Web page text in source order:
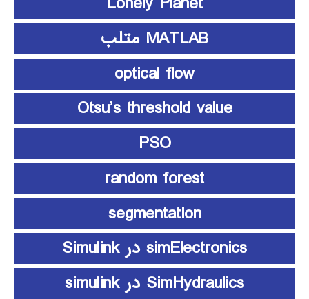
MATLAB متلب
optical flow
Otsu’s threshold value
PSO
random forest
segmentation
simElectronics در Simulink
SimHydraulics در simulink